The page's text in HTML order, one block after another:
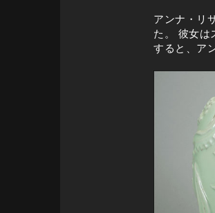
アンナ・リ
た。 彼女は
すると、ア